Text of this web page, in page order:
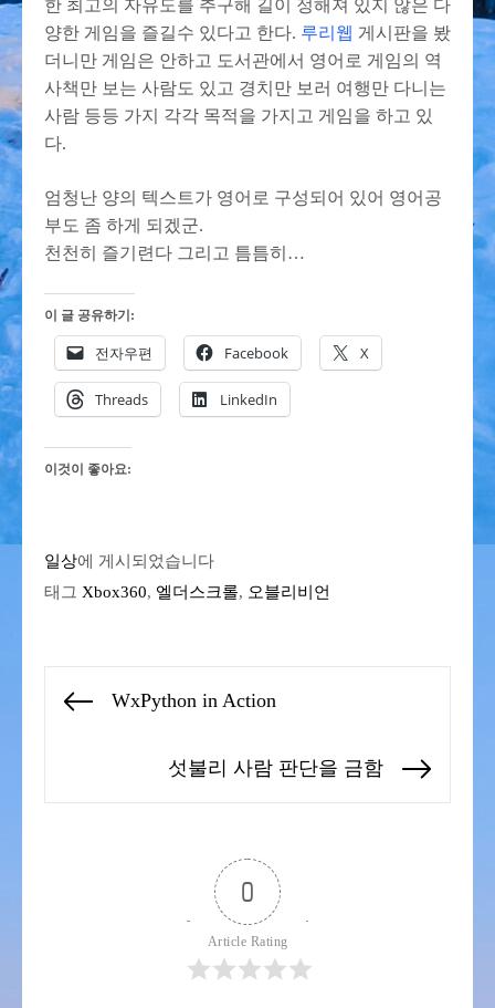
한 최고의 자유도를 추구해 길이 정해져 있지 않은 다
양한 게임을 즐길수 있다고 한다. 루리웹 게시판을 봤
더니만 게임은 안하고 도서관에서 영어로 게임의 역
사책만 보는 사람도 있고 경치만 보러 여행만 다니는
사람 등등 가지 각각 목적을 가지고 게임을 하고 있
다.
엄청난 양의 텍스트가 영어로 구성되어 있어 영어공
부도 좀 하게 되겠군.
천천히 즐기련다 그리고 틈틈히…
이 글 공유하기:
전자우편 Facebook X
Threads LinkedIn
이것이 좋아요:
일상에 게시되었습니다
태그 Xbox360, 엘더스크롤, 오블리비언
Previous
WxPython in Action
섯불리 사람 판단을 금함
0
Article Rating